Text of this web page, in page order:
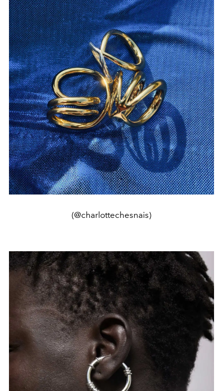
(@charlottechesnais)